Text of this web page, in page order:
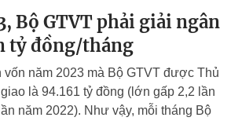
Bộ GTVT phải giải ngân
tỷ đồng/tháng
vốn năm 2023 mà Bộ GTVT được Thủ
là 94.161 tỷ đồng (lớn gấp 2,2 lần
năm 2022). Như vậy, mỗi tháng Bộ